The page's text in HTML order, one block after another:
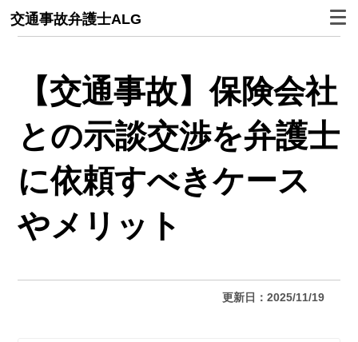
交通事故弁護士ALG
【交通事故】保険会社
との示談交渉を弁護士
に依頼すべきケース
やメリット
更新日：2025/11/19